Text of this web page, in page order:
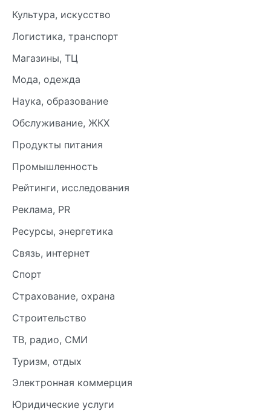
Культура, искусство
Логистика, транспорт
Магазины, ТЦ
Мода, одежда
Наука, образование
Обслуживание, ЖКХ
Продукты питания
Промышленность
Рейтинги, исследования
Реклама, PR
Ресурсы, энергетика
Связь, интернет
Спорт
Страхование, охрана
Строительство
ТВ, радио, СМИ
Туризм, отдых
Электронная коммерция
Юридические услуги